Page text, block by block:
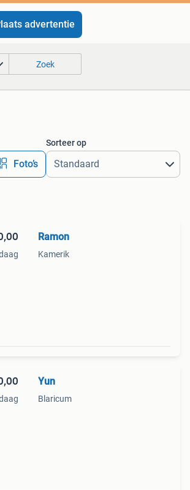
advertentie
Zoek
Foto’s
Sorteer op
Ramon
Kamerik
Yun
Blaricum